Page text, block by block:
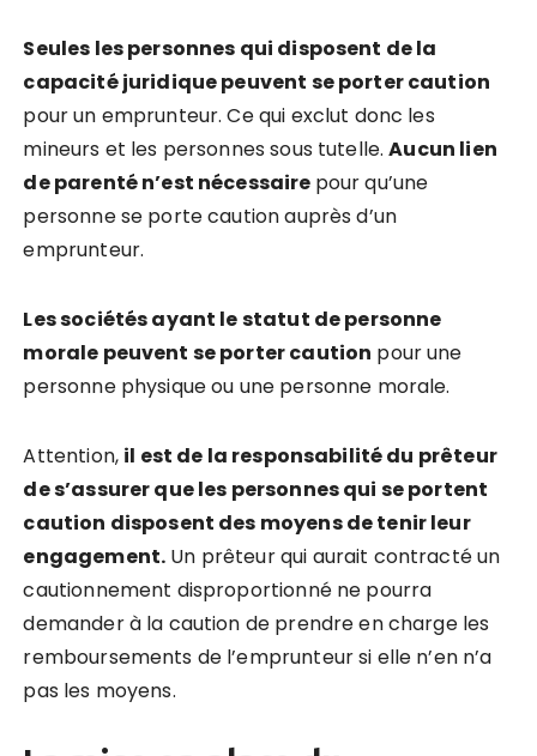
Seules les personnes qui disposent de la
capacité juridique peuvent se porter caution
pour un emprunteur. Ce qui exclut donc les
mineurs et les personnes sous tutelle.Aucun lien
de parenté n’est nécessaire pour qu’une
personne se porte caution auprès d’un
emprunteur.
Les sociétés ayant le statut de personne
morale peuvent se porter caution pour une
personne physique ou une personne morale.
Attention, il est de la responsabilité du prêteur
de s’assurer que les personnes qui se portent
caution disposent des moyens de tenir leur
engagement. Un prêteur qui aurait contracté un
cautionnement disproportionné ne pourra
demander à la caution de prendre en charge les
remboursements de l’emprunteur si elle n’en n’a
pas les moyens.